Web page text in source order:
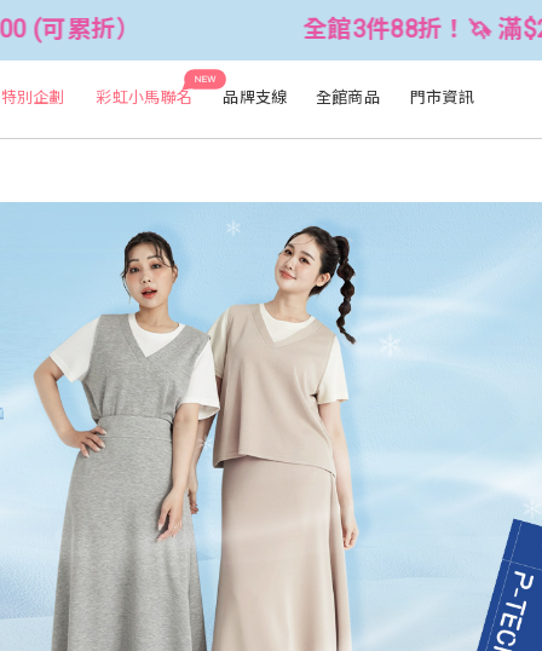
全館3件88折！🦄 滿$2500折$300 (可累折）
特別企劃
NEW
彩虹小馬聯名 品牌支線 全館商品 門市資訊